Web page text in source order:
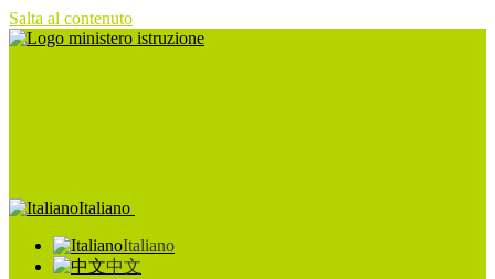
Salta al contenuto
Italiano
Italiano
中文